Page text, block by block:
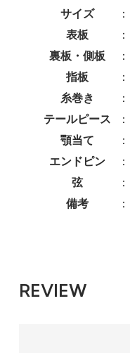
サイズ ：
表板
：
裏板・側板
：
指板
：
糸巻き
：
テールピース
：
顎当て
：
エンドピン
：
弦
：
備考
：
REVIEW